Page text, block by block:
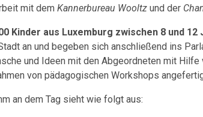
mit dem Kannerbureau Wooltz und der
Kinder aus Luxemburg zwischen 8 und 12
an und begeben sich anschließend ins
und Ideen mit den Abgeordneten mit
von pädagogischen Workshops
an dem Tag sieht wie folgt aus: